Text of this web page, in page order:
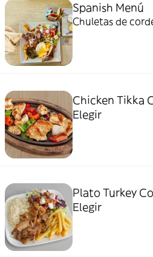
Spanish Menú
Chuletas de
Chicken Tikka
Elegir
Plato Turkey
Elegir